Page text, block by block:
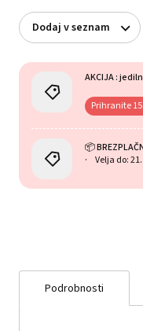
Dodaj v seznam
AKCIJA :
Prihranite
📦
Velja do:
Podrobnosti